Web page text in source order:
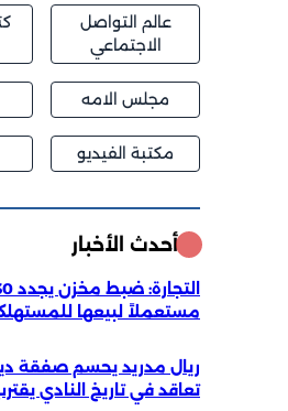
عالم التواصل
الاجتماعي
مجلس الامه
مكتبة الفيديو
أحدث الأخبار
مستعملاً لبيعها
ريال مدريد يحسم صفقة
تعاقد في تاريخ النادي